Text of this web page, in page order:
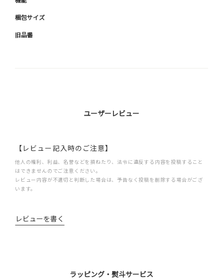
梱包サイズ
旧品番
ユーザーレビュー
【レビュー記入時のご注意】
他人の権利、利益、名誉などを損ねたり、法令に違反する内容を投稿すること
はできませんのでご注意ください。
レビュー内容が不適切と判断した場合は、予告なく投稿を削除する場合がござ
います。
レビューを書く
ラッピング・熨斗サービス